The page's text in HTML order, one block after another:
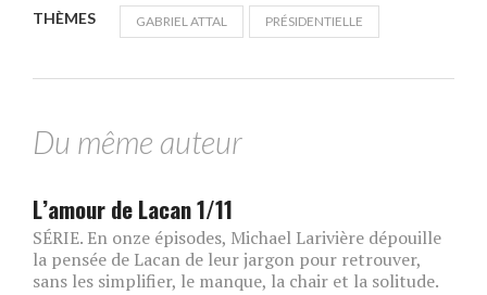
THÈMES GABRIEL ATTAL PRÉSIDENTIELLE
Du même auteur
L’amour de Lacan 1/11
SÉRIE. En onze épisodes, Michael Larivière dépouille
la pensée de Lacan de leur jargon pour retrouver,
sans les simplifier, le manque, la chair et la solitude.